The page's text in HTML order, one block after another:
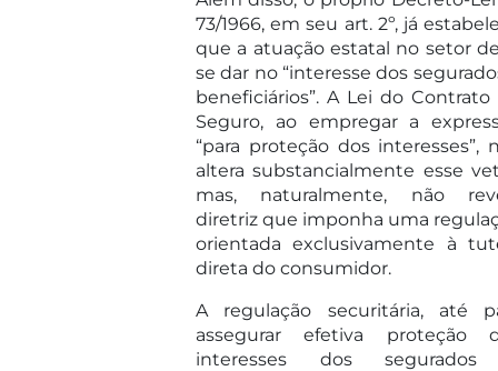
73/1966, em seu art. 2º, já
que a atuação estatal no setor
se dar no “interesse dos
beneficiários”. A Lei do Contrato
Seguro, ao empregar a
“para proteção dos interesses”,
altera substancialmente esse
mas, naturalmente, não
diretriz que imponha uma
orientada exclusivamente à
direta do consumidor.
A regulação securitária, até
assegurar efetiva proteção
interesses dos